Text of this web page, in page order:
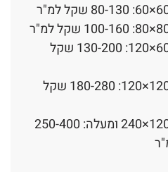
פורמט 60×120: 130-200 שקל
פורמט 120×120: 180-280 שקל
פורמט 120×240 ומעלה: 250-400